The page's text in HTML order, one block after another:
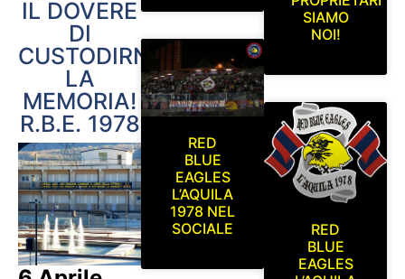
IL DOVERE
DI
CUSTODIRNE
LA
MEMORIA!
R.B.E. 1978
RED
BLUE
EAGLES
L’AQUILA
1978 NEL
SOCIALE
SIAMO
NOI!
RED
BLUE
EAGLES